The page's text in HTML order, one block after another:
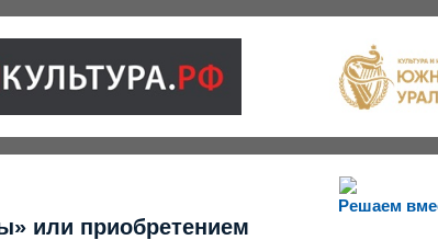
Решаем
или приобретением